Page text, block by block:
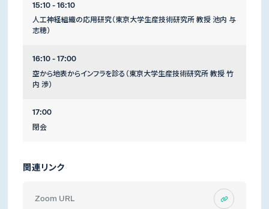
15:10 - 16:10
人工神経組織の応用研究（東京大学生産技術研究所 教授 池内 与
志穂）
16:10 - 17:00
空から地表からインフラを診る（東京大学生産技術研究所 教授 竹
内 渉）
17:00
閉会
関連リンク
Zoom URL